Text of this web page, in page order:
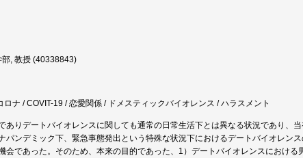
部, 教授 (40338843)
ナ / COVIT-19 / 恋愛関係 / ドメスティックバイオレンス / ハラスメント
ありデートバイオレンスに関しても通常の日常生活下とは異なる状況であり、
パンデミック下、緊急事態発出という特殊な状況下におけるデートバイオレン
会であった。そのため、本来の目的であった、1）デートバイオレンスにおける